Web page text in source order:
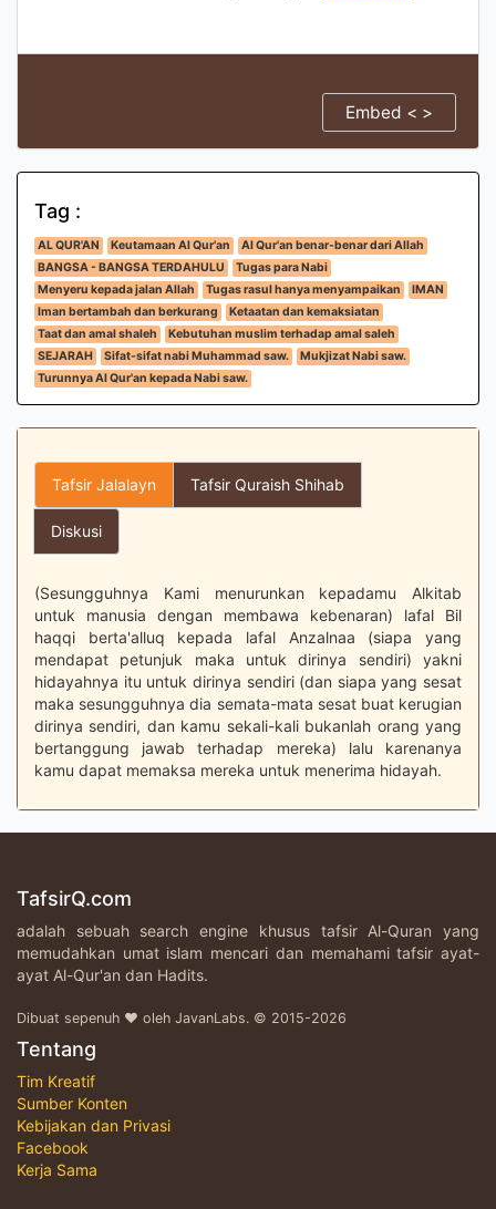
Embed < >
Tag :
AL QUR'AN Keutamaan Al Qur'an
Al Qur'an benar-benar dari Allah
BANGSA - BANGSA TERDAHULU
Tugas para Nabi
Menyeru kepada jalan Allah
Tugas rasul hanya menyampaikan
IMAN
Iman bertambah dan berkurang
Ketaatan dan kemaksiatan
Taat dan amal shaleh
Kebutuhan muslim terhadap amal saleh
SEJARAH
Sifat-sifat nabi Muhammad saw.
Mukjizat Nabi saw.
Turunnya Al Qur'an kepada Nabi saw.
Tafsir Jalalayn Tafsir Quraish Shihab
Diskusi
(Sesungguhnya Kami menurunkan kepadamu Alkitab
untuk manusia dengan membawa kebenaran) lafal Bil
haqqi berta'alluq kepada lafal Anzalnaa (siapa yang
mendapat petunjuk maka untuk dirinya sendiri) yakni
hidayahnya itu untuk dirinya sendiri (dan siapa yang sesat
maka sesungguhnya dia semata-mata sesat buat kerugian
dirinya sendiri, dan kamu sekali-kali bukanlah orang yang
bertanggung jawab terhadap mereka) lalu karenanya
kamu dapat memaksa mereka untuk menerima hidayah.
TafsirQ.com
adalah sebuah search engine khusus tafsir Al-Quran yang
memudahkan umat islam mencari dan memahami tafsir ayat-
ayat Al-Qur'an dan Hadits.
Dibuat sepenuh ♥ oleh JavanLabs. © 2015-2026
Tentang
Tim Kreatif
Sumber Konten
Kebijakan dan Privasi
Facebook
Kerja Sama